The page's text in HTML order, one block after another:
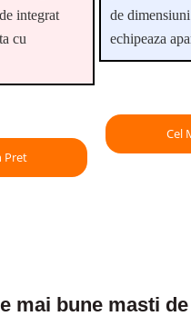
integrat
cu
Pret
de
echipeaza
Cel
mai bune masti